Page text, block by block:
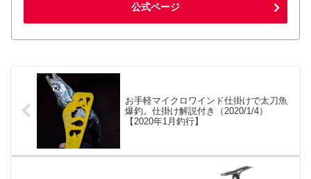
公式ページ
お手軽マイクロワインド仕掛けで太刀魚
爆釣。仕掛け解説付き（2020/1/4）
【2020年1月釣行】